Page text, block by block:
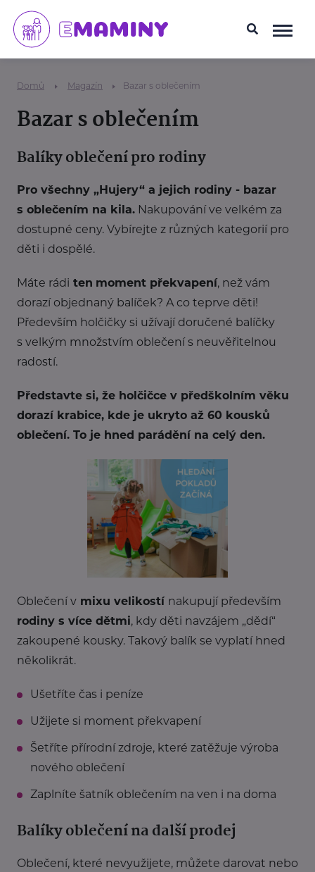
Domů Magazín Bazar s oblečením
Bazar s oblečením
Balíky oblečení pro rodiny
Pro všechny „Hujery“ a jejich rodiny - bazar
s oblečením na kila. Nakupování ve velkém za
dostupné ceny. Vybírejte z různých kategorií pro
děti i dospělé.
Máte rádi ten moment překvapení, než vám
dorazí objednaný balíček? A co teprve děti!
Především holčičky si užívají doručené balíčky
s velkým množstvím oblečení s neuvěřitelnou
radostí.
Představte si, že holčičce v předškolním věku
dorazí krabice, kde je ukryto až 60 kousků
oblečení. To je hned parádění na celý den.
Oblečení v mixu velikostí nakupují především
rodiny s více dětmi, kdy děti navzájem „dědí“
zakoupené kousky. Takový balík se vyplatí hned
několikrát.
Ušetříte čas i peníze
Užijete si moment překvapení
Šetříte přírodní zdroje, které zatěžuje výroba
nového oblečení
Zaplníte šatník oblečením na ven i na doma
Balíky oblečení na další prodej
Oblečení, které nevyužijete, můžete darovat nebo